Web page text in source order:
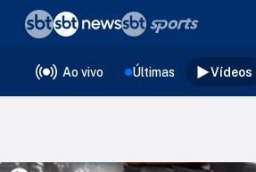
Ao vivo Últimas Vídeos
❮voltar
Editorias